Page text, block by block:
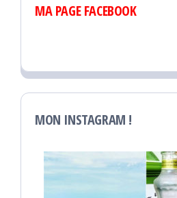
MA PAGE FACEBOOK
MON INSTAGRAM !